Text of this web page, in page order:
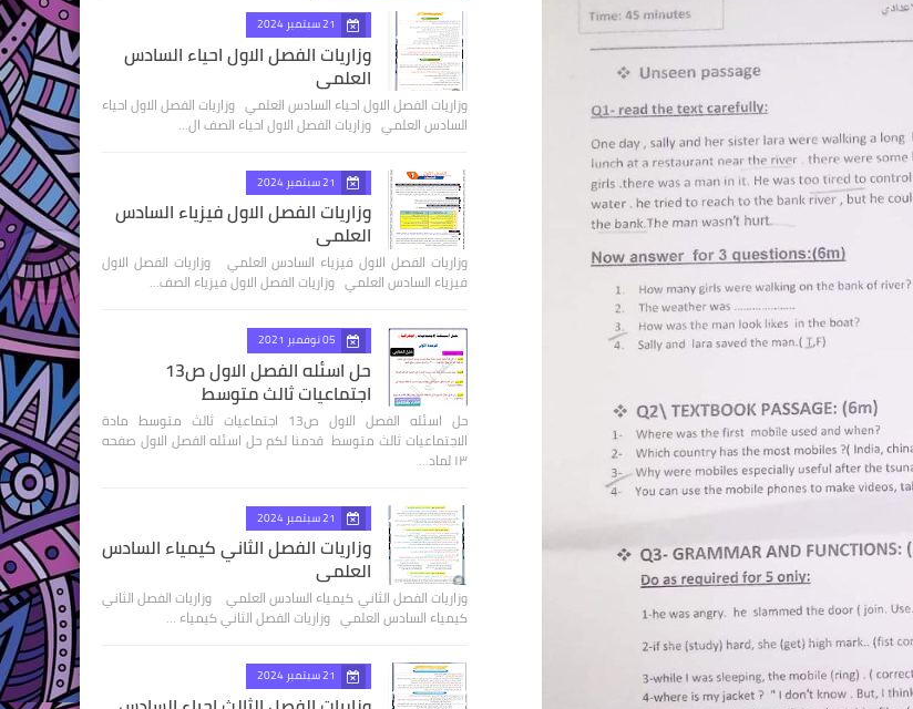
21 سبتمبر 2024
وزاريات الفصل الاول احياء السادس
العلمي
وزاريات الفصل الاول احياء السادس العلمي وزاريات الفصل الاول احياء
السادس العلمي وزاريات الفصل الاول احياء الصف ال…
21 سبتمبر 2024
وزاريات الفصل الاول فيزياء السادس
العلمي
وزاريات الفصل الاول فيزياء السادس العلمي وزاريات الفصل الاول
فيزياء السادس العلمي وزاريات الفصل الاول فيزياء الصف…
05 نوفمبر 2021
حل اسئله الفصل الاول ص13
اجتماعيات ثالث متوسط
حل اسئله الفصل الاول ص13 اجتماعيات ثالث متوسط مادة
الاجتماعيات ثالث متوسط قدمنا لكم حل اسئله الفصل الاول صفحه
١٣ لماد…
21 سبتمبر 2024
وزاريات الفصل الثاني كيمياء السادس
العلمي
وزاريات الفصل الثاني كيمياء السادس العلمي وزاريات الفصل الثاني
كيمياء السادس العلمي وزاريات الفصل الثاني كيمياء …
21 سبتمبر 2024